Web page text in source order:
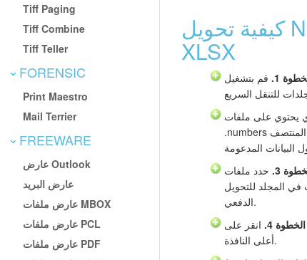
Tiff Paging
Tiff Combine
Tiff Teller
FORENSIC
Print Maestro
Mail Terrier
FREEWARE
عارض Outlook
عارض البريد
عارض ملفات MBOX
عارض ملفات PCL
عارض ملفات PDF
كيفية تحويل Numbers إلى
XLSX
1.
قم بتشغيل Total Excel Converter. يعرض اللوح
يحتوي على ملفات
.numbers الخاصة بك. تعرض قائمة الملفات في المنتصف
3.
في المجلد للتحويل
الدفعي.
الخطوة 4.
أعلى النافذة.